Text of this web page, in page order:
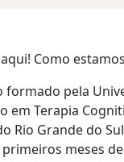
Como
formado pela
em Terapia
Rio Grande do
meses